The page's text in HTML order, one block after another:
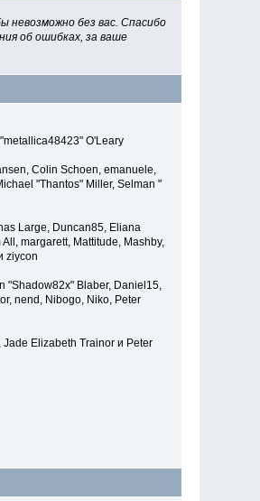
невозможно без вас. Спасибо
об ошибках, за ваше
O'Leary
Colin Schoen, emanuele,
"Thantos" Miller, Selman "
Large, Duncan85, Eliana
margarett, Mattitude, Mashby,
ziycon
"Shadow82x" Blaber, Daniel15,
nend, Nibogo, Niko, Peter
Elizabeth Trainor и Peter